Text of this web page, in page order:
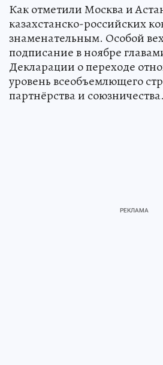
Как отметили Москва и
казахстанско-российских
знаменательным. Особой
подписание в ноябре
Декларации о переходе
уровень всеобъемлющего
партнёрства и союзничества.